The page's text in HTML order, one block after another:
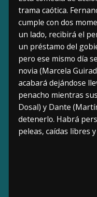
trama caótica.
cumple con dos
un lado, recibirá el
un préstamo del
pero ese mismo día
novia (Marcela
acabará dejándose
penacho mientras
Dosal) y Dante
detenerlo. Habrá
peleas, caídas libres